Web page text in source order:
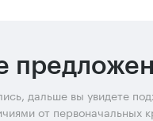
дальше вы увидете
от первоначальных